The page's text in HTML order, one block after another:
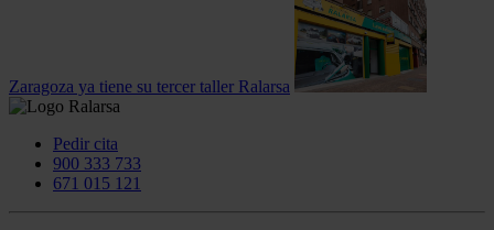
Zaragoza ya tiene su tercer taller Ralarsa
Pedir cita
900 333 733
671 015 121